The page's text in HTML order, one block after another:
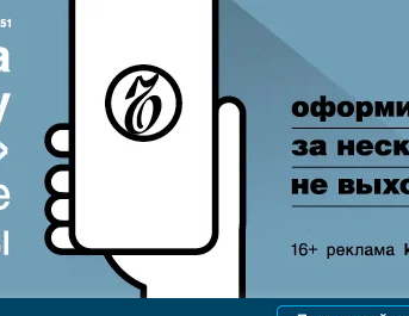
Реклама в «Ъ» www.kommersant.ru/ad